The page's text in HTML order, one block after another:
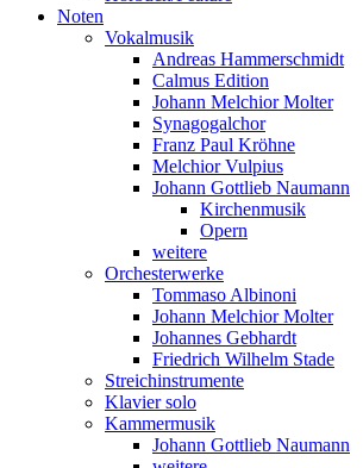
Noten
Vokalmusik
Andreas Hammerschmidt
Calmus Edition
Johann Melchior Molter
Synagogalchor
Franz Paul Kröhne
Melchior Vulpius
Johann Gottlieb Naumann
Kirchenmusik
Opern
weitere
Orchesterwerke
Tommaso Albinoni
Johann Melchior Molter
Johannes Gebhardt
Friedrich Wilhelm Stade
Streichinstrumente
Klavier solo
Kammermusik
Johann Gottlieb Naumann